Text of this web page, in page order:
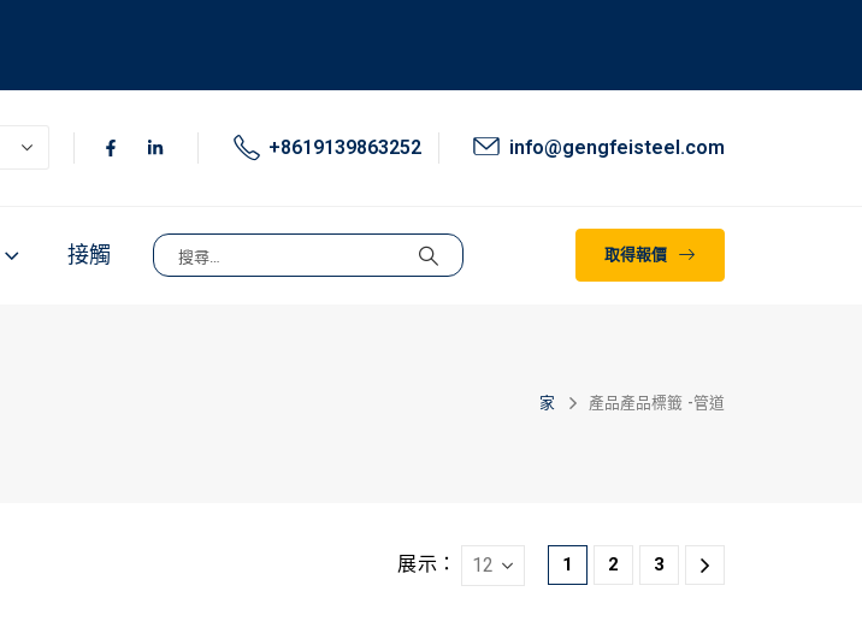
+8619139863252 info@gengfeisteel.com
接觸 取得報價
家 產品產品標籤 -管道
展示： 1 2 3